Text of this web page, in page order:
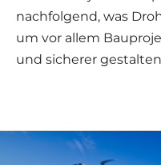
nachfolgend, was
um vor allem
und sicherer